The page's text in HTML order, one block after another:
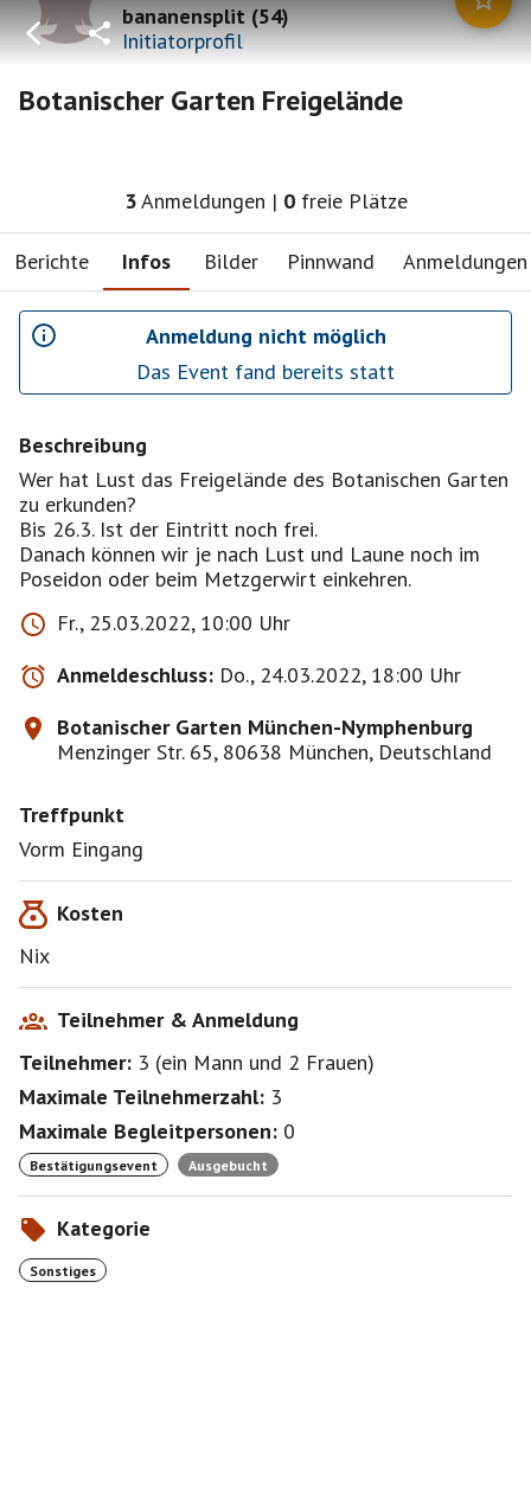
bananensplit(54)
Initiatorprofil
Botanischer Garten Freigelände
3Anmeldungen | 0 freie Plätze
Berichte Infos Bilder Pinnwand Anmeldungen
Anmeldung nicht möglich
Das Event fand bereits statt
Beschreibung
Wer hat Lust das Freigelände des Botanischen Garten
zu erkunden?
Bis 26.3. Ist der Eintritt noch frei.
Danach können wir je nach Lust und Laune noch im
Poseidon oder beim Metzgerwirt einkehren.
Fr., 25.03.2022, 10:00 Uhr
Anmeldeschluss: Do., 24.03.2022, 18:00 Uhr
Botanischer Garten München-Nymphenburg
Menzinger Str. 65, 80638 München, Deutschland
Treffpunkt
Vorm Eingang
Kosten
Nix
Teilnehmer & Anmeldung
Teilnehmer: 3 (ein Mann und 2 Frauen)
Maximale Teilnehmerzahl: 3
Maximale Begleitpersonen: 0
Bestätigungsevent Ausgebucht
Kategorie
Sonstiges